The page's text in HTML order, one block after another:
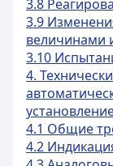
3.8
3.9
величинами
3.10
4.
4.1 Общие
4.2